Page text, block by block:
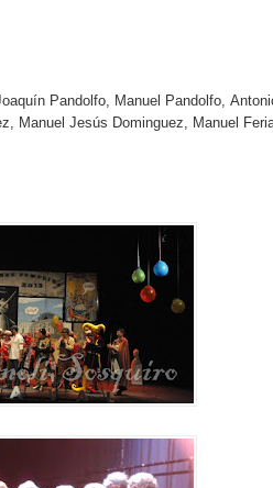
Pandolfo, Manuel Pandolfo,
Manuel Jesús Dominguez, Manuel